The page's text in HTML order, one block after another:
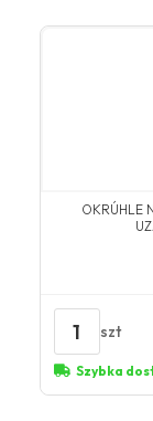
OKRÚHLE
1 szt
Szybka